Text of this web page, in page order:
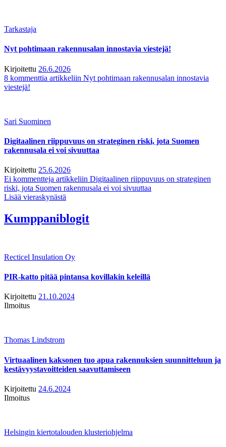
Tarkastaja
Nyt pohtimaan rakennusalan innostavia viestejä!
Kirjoitettu 26.6.2026
8 kommenttia artikkeliin Nyt pohtimaan rakennusalan innostavia
viestejä!
Sari Suominen
Digitaalinen riippuvuus on strateginen riski, jota Suomen
rakennusala ei voi sivuuttaa
Kirjoitettu 25.6.2026
Ei kommentteja artikkeliin Digitaalinen riippuvuus on strateginen
riski, jota Suomen rakennusala ei voi sivuuttaa
Lisää vieraskynästä
Kumppaniblogit
Recticel Insulation Oy
PIR-katto pitää pintansa kovillakin keleillä
Kirjoitettu 21.10.2024
Ilmoitus
Thomas Lindstrom
Virtuaalinen kaksonen tuo apua rakennuksien suunnitteluun ja
kestävyystavoitteiden saavuttamiseen
Kirjoitettu 24.6.2024
Ilmoitus
Helsingin kiertotalouden klusteriohjelma